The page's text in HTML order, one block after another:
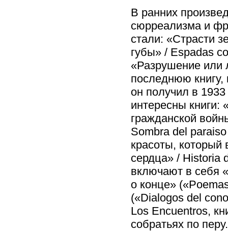
В ранних
сюрреализма и
стали: «Страсти
губы» / Espadas
«Разрушение или
последнюю книгу,
он получил в
интересны книги:
гражданской
Sombra del
красоты, который
сердца» / Historia
включают в себя
о конце»
(«Dialogos del
Los Encuentros,
собратьях по перу.